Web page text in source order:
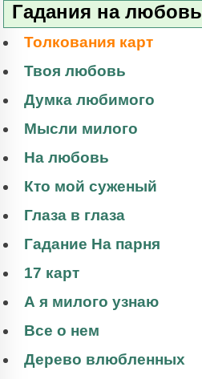
Гадания на любовь
Толкования карт
Твоя любовь
Думка любимого
Мысли милого
На любовь
Кто мой суженый
Глаза в глаза
Гадание На парня
17 карт
А я милого узнаю
Все о нем
Дерево влюбленных